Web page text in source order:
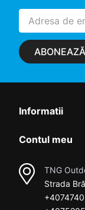
Informatii
Contul meu
TNG
Strada